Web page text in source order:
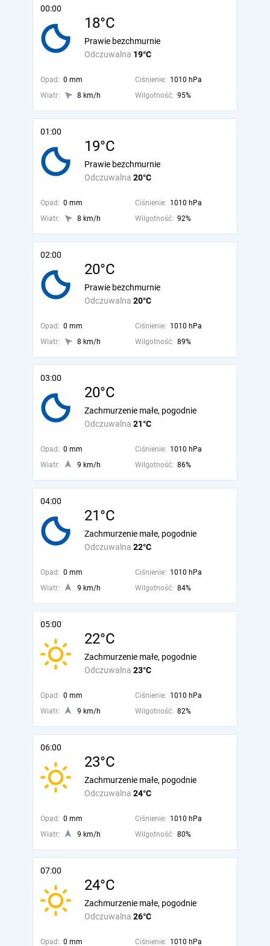
00:00
18°C
Odczuwalna 19°C
Prawie bezchmurnie
Opad: 0 mm Ciśnienie: 1010 hPa
Wiatr:
8 km/h Wilgotność: 95%
01:00
19°C
Odczuwalna 20°C
Prawie bezchmurnie
Opad: 0 mm Ciśnienie: 1010 hPa
Wiatr:
8 km/h Wilgotność: 92%
02:00
20°C
Odczuwalna 20°C
Prawie bezchmurnie
Opad: 0 mm Ciśnienie: 1010 hPa
Wiatr:
8 km/h Wilgotność: 89%
03:00
20°C
Odczuwalna 21°C
Zachmurzenie małe, pogodnie
Opad: 0 mm Ciśnienie: 1010 hPa
Wiatr:
9 km/h Wilgotność: 86%
04:00
21°C
Odczuwalna 22°C
Zachmurzenie małe, pogodnie
Opad: 0 mm Ciśnienie: 1010 hPa
Wiatr:
9 km/h Wilgotność: 84%
05:00
22°C
Odczuwalna 23°C
Zachmurzenie małe, pogodnie
Opad: 0 mm Ciśnienie: 1010 hPa
Wiatr:
9 km/h Wilgotność: 82%
06:00
23°C
Odczuwalna 24°C
Zachmurzenie małe, pogodnie
Opad: 0 mm Ciśnienie: 1010 hPa
Wiatr:
9 km/h Wilgotność: 80%
07:00
24°C
Odczuwalna 26°C
Zachmurzenie małe, pogodnie
Opad: 0 mm Ciśnienie: 1010 hPa